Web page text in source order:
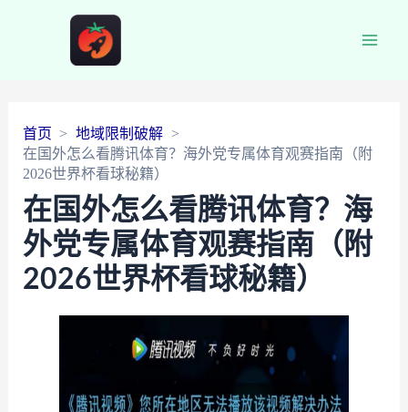
首页
地域限制破解
在国外怎么看腾讯体育？海外党专属体育观赛指南（附
2026世界杯看球秘籍）
在国外怎么看腾讯体育？海
外党专属体育观赛指南（附
2026世界杯看球秘籍）